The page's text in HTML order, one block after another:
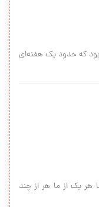
که حدود یک هفته‌ای
هر یک از ما هر از چند